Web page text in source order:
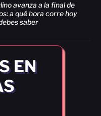
avanza a la final de
a qué hora corre hoy
saber
EN